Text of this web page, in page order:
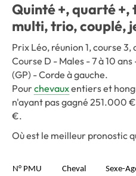
Quinté +, quarté +,
multi, trio, couplé,
Prix Léo, réunion 1, course
Course D - Males - 7 à 10
(GP) - Corde à gauche.
Pourchevauxentiers et
n'ayant pas gagné 251.000
€.
Où est le meilleur pronostic
N° PMU Cheval Sexe-